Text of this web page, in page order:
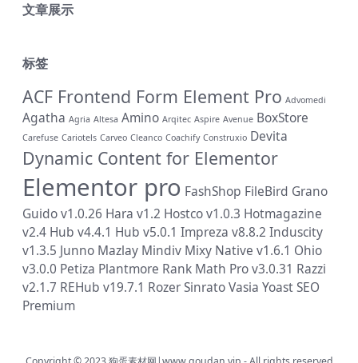
文章展示
标签
ACF Frontend Form Element Pro Advomedi
Agatha Agria Altesa Amino Arqitec Aspire Avenue BoxStore
Carefuse Cariotels Carveo Cleanco Coachify Construxio Devita
Dynamic Content for Elementor
Elementor pro FashShop FileBird Grano
Guido v1.0.26 Hara v1.2 Hostco v1.0.3 Hotmagazine
v2.4 Hub v4.4.1 Hub v5.0.1 Impreza v8.8.2 Induscity
v1.3.5 Junno Mazlay Mindiv Mixy Native v1.6.1 Ohio
v3.0.0 Petiza Plantmore Rank Math Pro v3.0.31 Razzi
v2.1.7 REHub v19.7.1 RozerSinratoVasia Yoast SEO
Premium